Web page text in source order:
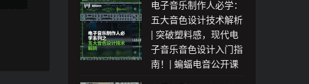
电子音乐制作人必学：
五大音色设计技术解析
| 突破塑料感，现代电
子音乐音色设计入门指
南！| 蝙蝠电音公开课